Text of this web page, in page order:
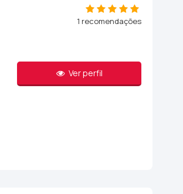
1 recomendações
Ver perfil